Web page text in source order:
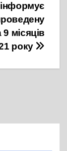
інформує
місяців
року